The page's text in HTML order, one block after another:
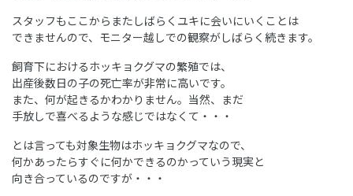
スタッフもここからまたしばらくユキに会いにいくことは
できませんので、モニター越しでの観察がしばらく続きます。
飼育下におけるホッキョクグマの繁殖では、
出産後数日の子の死亡率が非常に高いです。
また、何が起きるかわかりません。当然、まだ
手放しで喜べるような感じではなくて・・・
とは言っても対象生物はホッキョクグマなので、
何かあったらすぐに何かできるのかっていう現実と
向き合っているのですが・・・